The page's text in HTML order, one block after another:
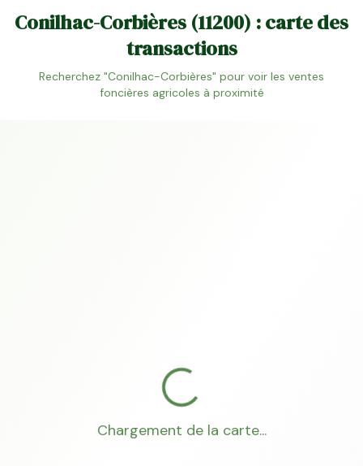
Conilhac-Corbières (11200) : carte des
transactions
Recherchez "Conilhac-Corbières" pour voir les ventes
foncières agricoles à proximité
Chargement de la carte...